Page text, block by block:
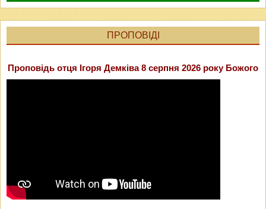
ПРОПОВІДІ
Проповідь отця Ігоря Демківа 8 серпня 2026 року Божого